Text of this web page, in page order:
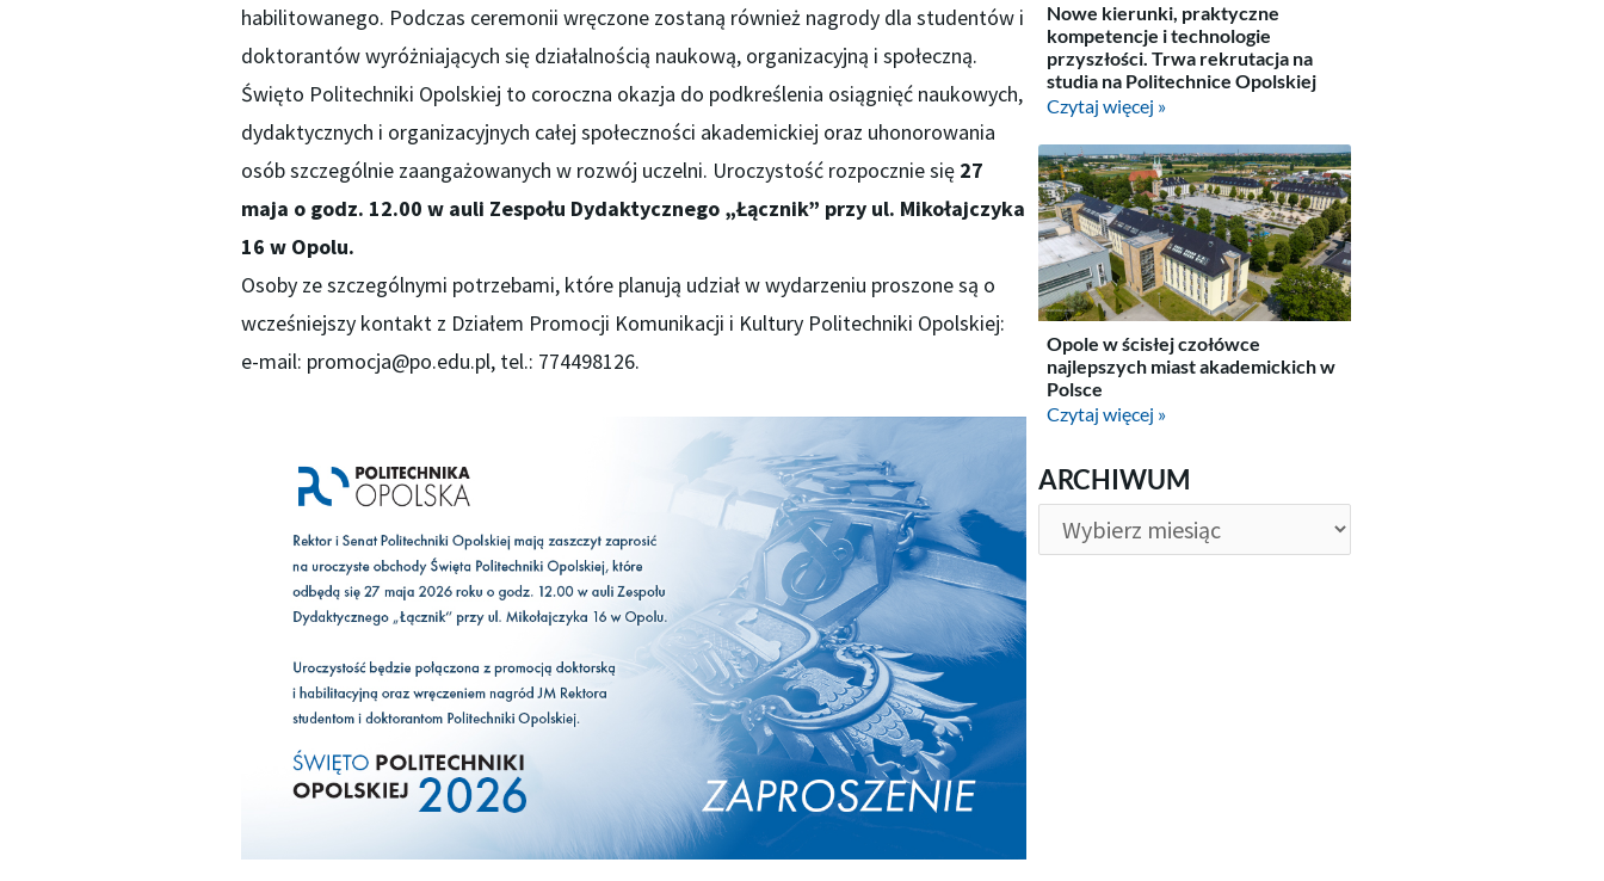
habilitowanego. Podczas ceremonii wręczone zostaną również nagrody dla studentów i
doktorantów wyróżniających się działalnością naukową, organizacyjną i społeczną.
Święto Politechniki Opolskiej to coroczna okazja do podkreślenia osiągnięć naukowych,
dydaktycznych i organizacyjnych całej społeczności akademickiej oraz uhonorowania
osób szczególnie zaangażowanych w rozwój uczelni. Uroczystość rozpocznie się 27
maja o godz. 12.00 w auli Zespołu Dydaktycznego „Łącznik” przy ul. Mikołajczyka
16 w Opolu.
Osoby ze szczególnymi potrzebami, które planują udział w wydarzeniu proszone są o
wcześniejszy kontakt z Działem Promocji Komunikacji i Kultury Politechniki Opolskiej:
e-mail: promocja@po.edu.pl, tel.: 774498126.
Nowe kierunki, praktyczne
kompetencje i technologie
przyszłości. Trwa rekrutacja na
studia na Politechnice Opolskiej
Czytaj więcej »
Opole w ścisłej czołówce
najlepszych miast akademickich w
Polsce
Czytaj więcej »
ARCHIWUM
ARCHIWUM